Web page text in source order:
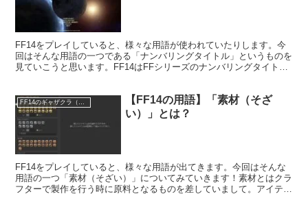
FF14をプレイしていると、様々な用語が使われていたりします。今
回はそんな用語の一つである「ナンバリングタイトル」というものを
見ていこうと思います。FF14はFFシリーズのナンバリングタイトル
【FF14の用語】「素材（そざ
い）」とは？
FF14をプレイしていると、様々な用語が出てきます。今回はそんな
用語の一つ「素材（そざい）」についてみていきます！素材とはクラ
フターで製作を行う時に原料となるものを差していまして。アイテム